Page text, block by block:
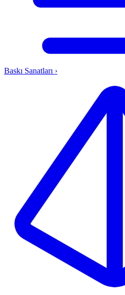
Baskı Sanatları ›